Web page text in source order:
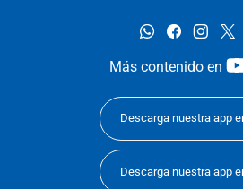
whatsappfacebook
Más contenido en
Descarga nuestra app
Descarga nuestra app